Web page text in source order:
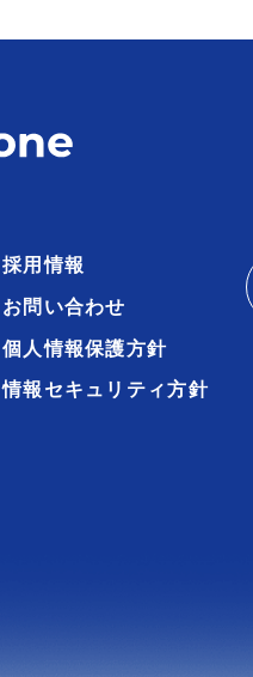
採用情報
お問い合わせ
個人情報保護方針
情報セキュリティ方針